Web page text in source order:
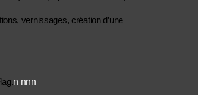
vernissages, création d’une
n nnn